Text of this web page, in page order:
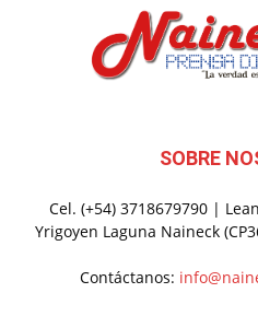
SOBRE
Cel. (+54) 3718679790 |
Yrigoyen Laguna Naineck
Contáctanos: